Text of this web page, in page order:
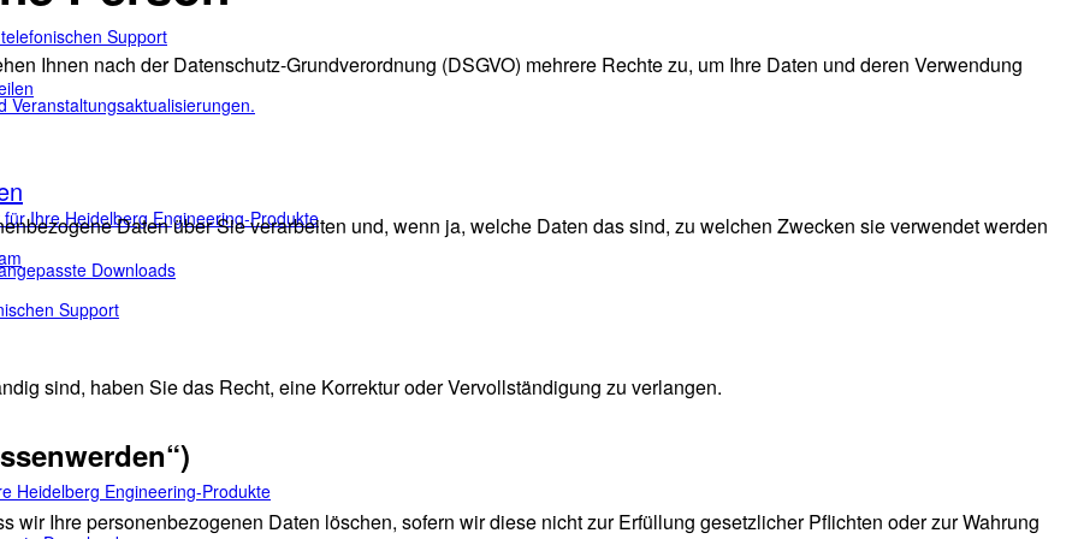
Support
Ihre Heidelberg Engineering-Produkte
Downloads
Veranstaltungsaktualisierungen.
Support
Heidelberg Engineering-Produkte
Ihnen nach der Datenschutz-Grundverordnung (DSGVO) mehrere Rechte zu, um Ihre Daten und deren Verwendung
Daten über Sie verarbeiten und, wenn ja, welche Daten das sind, zu welchen Zwecken sie verwendet werden
sind, haben Sie das Recht, eine Korrektur oder Vervollständigung zu verlangen.
wir Ihre personenbezogenen Daten löschen, sofern wir diese nicht zur Erfüllung gesetzlicher Pflichten oder zur Wahrung